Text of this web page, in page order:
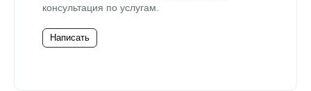
консультация по услугам.
Написать